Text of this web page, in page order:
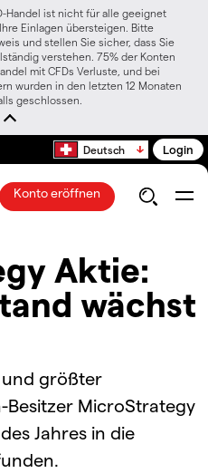
Handel ist nicht für alle geeignet
Einlagen übersteigen. Bitte
und stellen Sie sicher, dass Sie
verstehen. 75% der Konten
mit CFDs Verluste, und bei
wurden in den letzten 12 Monaten
geschlossen.
Deutsch Login
Konto eröffnen
Aktie:
wächst
größter
MicroStrategy
Jahres in die